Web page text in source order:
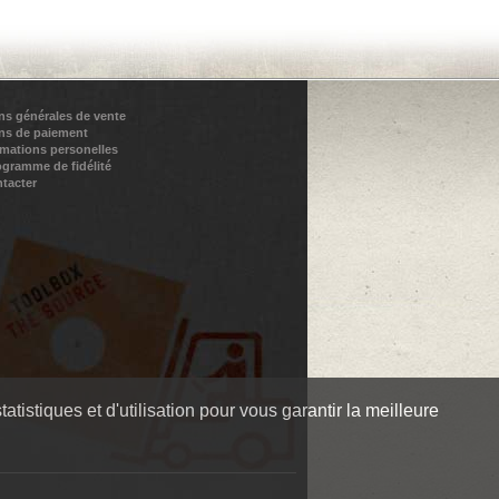
générales de vente
de paiement
personelles
de fidélité
et d'utilisation pour vous garantir la meilleure